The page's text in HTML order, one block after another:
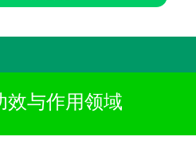
效与作用领域